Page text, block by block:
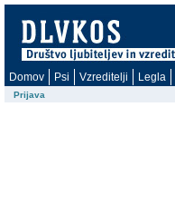
Domov Psi Vzreditelji Legla
Prijava